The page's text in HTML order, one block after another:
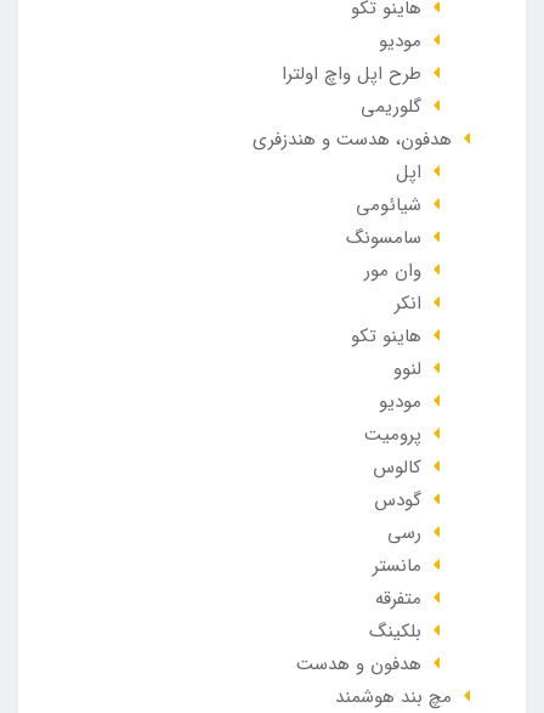
هاینو تکو
مودیو
طرح اپل واچ اولترا
گلوریمی
هدفون، هدست و هندزفری
اپل
شیائومی
سامسونگ
وان مور
انکر
هاینو تکو
لنوو
مودیو
پرومیت
کالوس
گودس
رسی
مانستر
متفرقه
بلکینگ
هدفون و هدست
مچ بند هوشمند